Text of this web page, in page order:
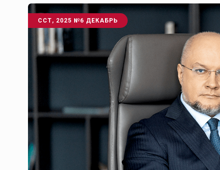
ССТ, 2025 №6 ДЕКАБРЬ